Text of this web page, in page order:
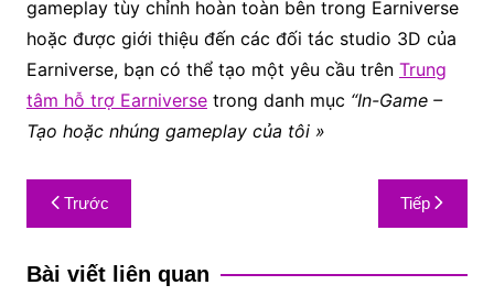
gameplay tùy chỉnh hoàn toàn bên trong Earniverse
hoặc được giới thiệu đến các đối tác studio 3D của
Earniverse, bạn có thể tạo một yêu cầu trên Trung
tâm hỗ trợ Earniversetrong danh mục “In-Game –
Tạo hoặc nhúng gameplay của tôi »
Trước Tiếp
Bài viết liên quan